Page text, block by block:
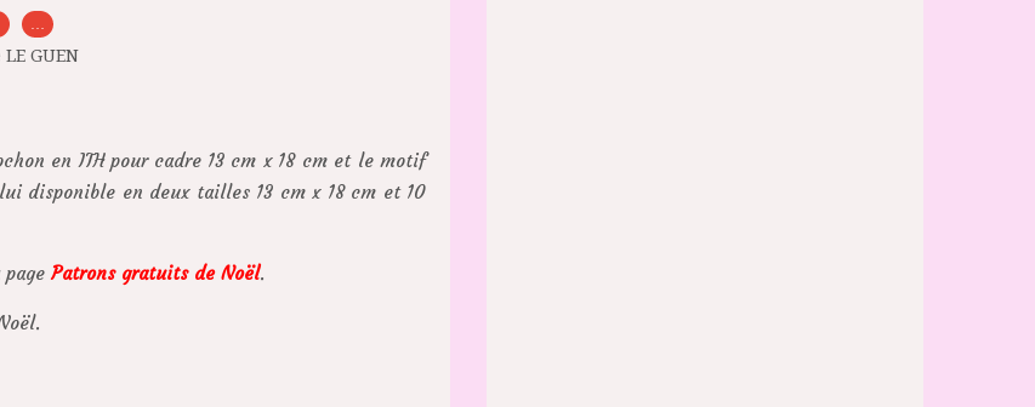
…
GUEN
en ITH pour cadre 13 cm x 18 cm et le motif
disponible en deux tailles 13 cm x 18 cm et 10
pagePatrons gratuits de Noël.